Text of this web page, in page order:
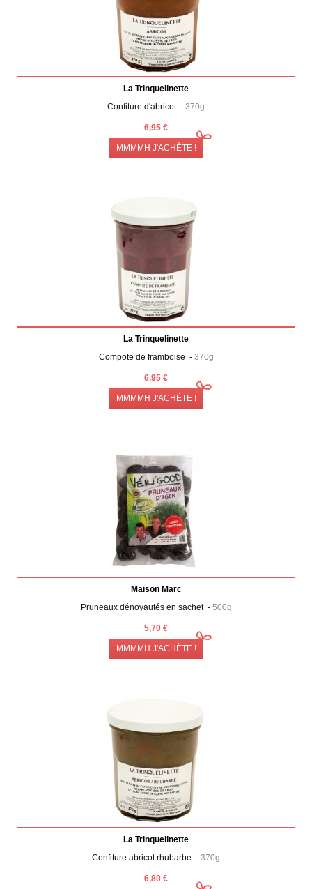
La Trinquelinette
Confiture d'abricot - 370g
6,95 €
MMMMH J'ACHÈTE !
La Trinquelinette
Compote de framboise - 370g
6,95 €
MMMMH J'ACHÈTE !
Maison Marc
Pruneaux dénoyautés en sachet - 500g
5,70 €
MMMMH J'ACHÈTE !
La Trinquelinette
Confiture abricot rhubarbe - 370g
6,80 €